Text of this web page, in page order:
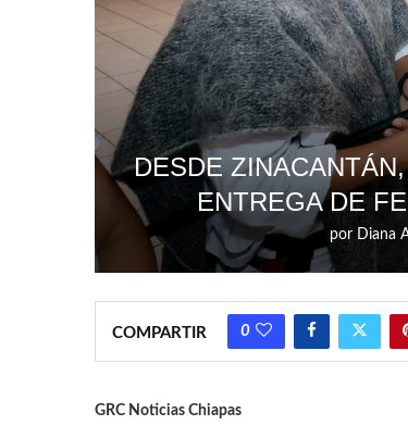
DESDE
ENTREGA DE
por Diana
COMPARTIR 0
GRC Noticias Chiapas